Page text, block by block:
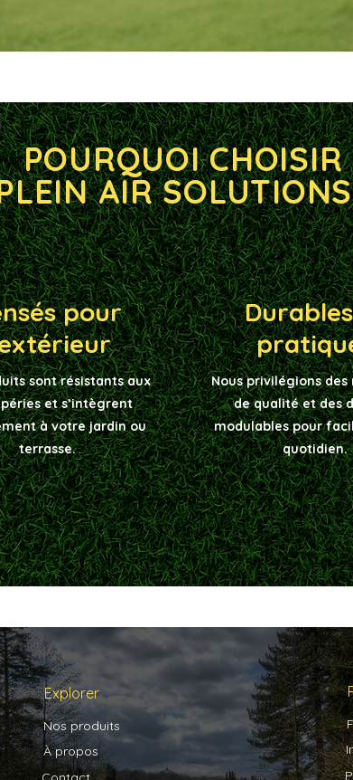
pour
sont résistants aux
et s’intègrent
à votre jardin ou
terrasse.
Nous privilégions
de qualité et des
modulables pour
quotidien.
POURQUOI CHOISIR
AIR
Explorer
Nos produits
À propos